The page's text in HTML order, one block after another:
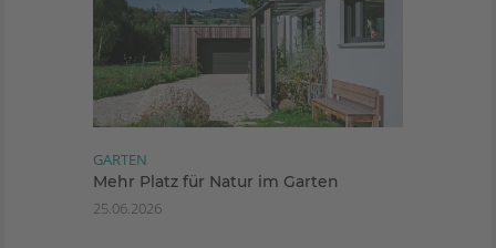
GARTEN
Mehr Platz für Natur im Garten
25.06.2026